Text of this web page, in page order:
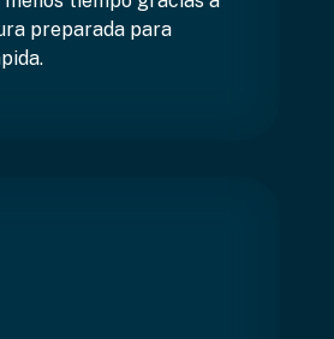
preparada para